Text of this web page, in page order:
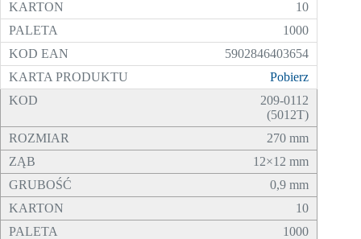
10
1000
5902846403654
Pobierz
209-0112
(5012T)
270 mm
12×12 mm
0,9 mm
10
1000